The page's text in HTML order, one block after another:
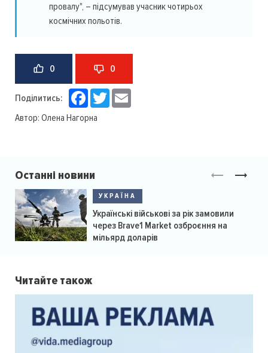
провалу", – підсумував учасник чотирьох
космічних польотів.
0 0
Поділитись: Facebook
Twitter
Автор: Олена Нагорна
Останні новини
УКРАЇНА
Українські військові за рік замовили
через Brave1 Market озброєння на
мільярд доларів
Читайте також